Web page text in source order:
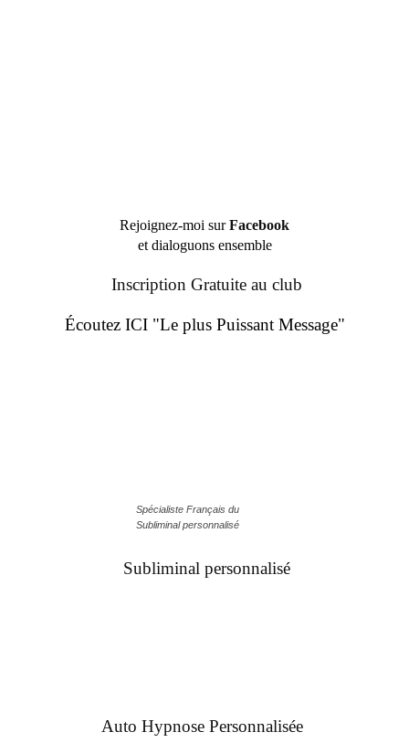
Rejoignez-moi surFacebook
et dialoguons ensemble
Inscription Gratuite au club
Écoutez ICI "Le plus Puissant Message"
Spécialiste Français du
Subliminal personnalisé
Subliminal personnalisé
Auto Hypnose Personnalisée